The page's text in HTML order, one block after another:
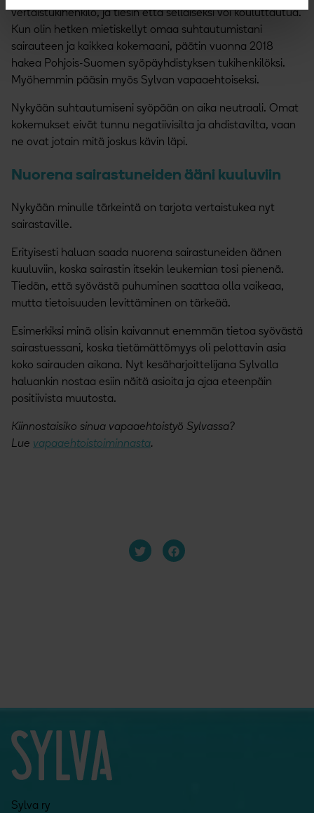
vertaistukihenkilö, ja tiesin että sellaiseksi voi kouluttautua.
Kun olin hetken mietiskellyt omaa suhtautumistani
sairauteen ja kaikkea kokemaani, päätin vuonna 2018
hakea Pohjois-Suomen syöpäyhdistyksen tukihenkilöksi.
Myöhemmin pääsin myös Sylvan vapaaehtoiseksi.
Nykyään suhtautumiseni syöpään on aika neutraali. Omat
kokemukset eivät tunnu negatiivisilta ja ahdistavilta, vaan
ne ovat jotain mitä joskus kävin läpi.
Nuorena sairastuneiden ääni kuuluviin
Nykyään minulle tärkeintä on tarjota vertaistukea nyt
sairastaville.
Erityisesti haluan saada nuorena sairastuneiden äänen
kuuluviin, koska sairastin itsekin leukemian tosi pienenä.
Tiedän, että syövästä puhuminen saattaa olla vaikeaa,
mutta tietoisuuden levittäminen on tärkeää.
Esimerkiksi minä olisin kaivannut enemmän tietoa syövästä
sairastuessani, koska tietämättömyys oli pelottavin asia
koko sairauden aikana. Nyt kesäharjoittelijana Sylvalla
haluankin nostaa esiin näitä asioita ja ajaa eteenpäin
positiivista muutosta.
Kiinnostaisiko sinua vapaaehtoistyö Sylvassa?
Lue vapaaehtoistoiminnasta.
Sylva ry